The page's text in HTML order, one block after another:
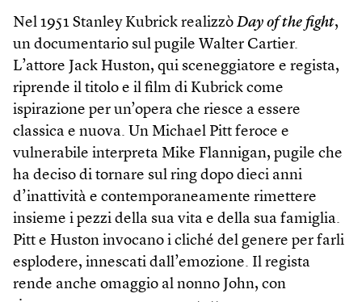
Nel 1951 Stanley Kubrick realizzò Day of the fight,
un documentario sul pugile Walter Cartier.
L’attore Jack Huston, qui sceneggiatore e regista,
riprende il titolo e il film di Kubrick come
ispirazione per un’opera che riesce a essere
classica e nuova. Un Michael Pitt feroce e
vulnerabile interpreta Mike Flannigan, pugile che
ha deciso di tornare sul ring dopo dieci anni
d’inattività e contemporaneamente rimettere
insieme i pezzi della sua vita e della sua famiglia.
Pitt e Huston invocano i cliché del genere per farli
esplodere, innescati dall’emozione. Il regista
rende anche omaggio al nonno John, con